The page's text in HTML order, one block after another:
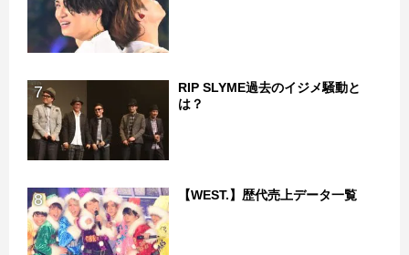
7
RIP SLYME過去のイジメ騒動と
は？
8 【WEST.】歴代売上データ一覧